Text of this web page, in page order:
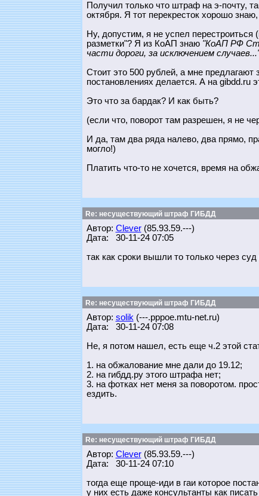
Получил только что штраф на э-почту,
октября. Я тот перекресток хорошо
Ну, допустим, я не успел
разметки"? Я из КоАП знаю "КоАП РФ
части дороги, за исключением
Стоит это 500 рублей, а мне предлагают
постановлениях делается. А на gibdd.ru
Это что за бардак? И как быть?
(если что, поворот там разрешен, я не
И да, там два ряда налево, два прямо,
могло!)
Платить что-то не хочется, время на
Re: несуществующий штраф ГИБДД
Автор: Clever(85.93.59.---)
Дата: 30-11-24 07:05
так как сроки вышли то только через
Re: несуществующий штраф ГИБДД
Автор: solik (---.pppoe.mtu-net.ru)
Дата: 30-11-24 07:08
Не, я потом нашел, есть еще ч.2 этой
1. на обжалование мне дали до 19.12;
2. на гибдд.ру этого штрафа нет;
3. на фотках нет меня за поворотом.
ездить.
Re: несуществующий штраф ГИБДД
Автор: Clever(85.93.59.---)
Дата: 30-11-24 07:10
тогда еще проще-иди в гаи которое
у них есть даже консультанты как